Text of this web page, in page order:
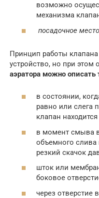
возможно
механизма
посадочное место
Принцип работы клапана
устройство, но при этом
аэратора можно описать
в состоянии,
равно или слега
клапан
в момент смыва
объемного слива
резкий скачок
шток или
боковое
через отверстие